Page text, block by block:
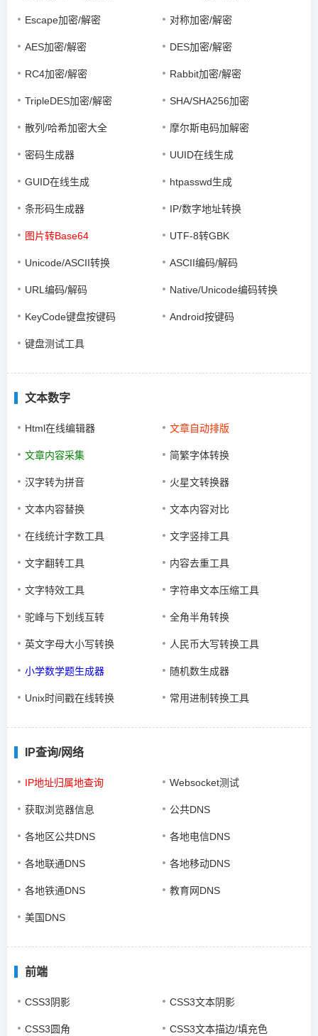
Escape加密/解密 对称加密/解密
AES加密/解密 DES加密/解密
RC4加密/解密 Rabbit加密/解密
TripleDES加密/解密 SHA/SHA256加密
散列/哈希加密大全 摩尔斯电码加解密
密码生成器 UUID在线生成
GUID在线生成 htpasswd生成
条形码生成器 IP/数字地址转换
图片转Base64 UTF-8转GBK
Unicode/ASCII转换 ASCII编码/解码
URL编码/解码 Native/Unicode编码转换
KeyCode键盘按键码 Android按键码
键盘测试工具
文本数字
Html在线编辑器 文章自动排版
文章内容采集 简繁字体转换
汉字转为拼音 火星文转换器
文本内容替换 文本内容对比
在线统计字数工具 文字竖排工具
文字翻转工具 内容去重工具
文字特效工具 字符串文本压缩工具
驼峰与下划线互转 全角半角转换
英文字母大小写转换 人民币大写转换工具
小学数学题生成器 随机数生成器
Unix时间戳在线转换 常用进制转换工具
IP查询/网络
IP地址归属地查询 Websocket测试
获取浏览器信息 公共DNS
各地区公共DNS 各地电信DNS
各地联通DNS 各地移动DNS
各地铁通DNS 教育网DNS
美国DNS
前端
CSS3阴影 CSS3文本阴影
CSS3圆角 CSS3文本描边/填充色